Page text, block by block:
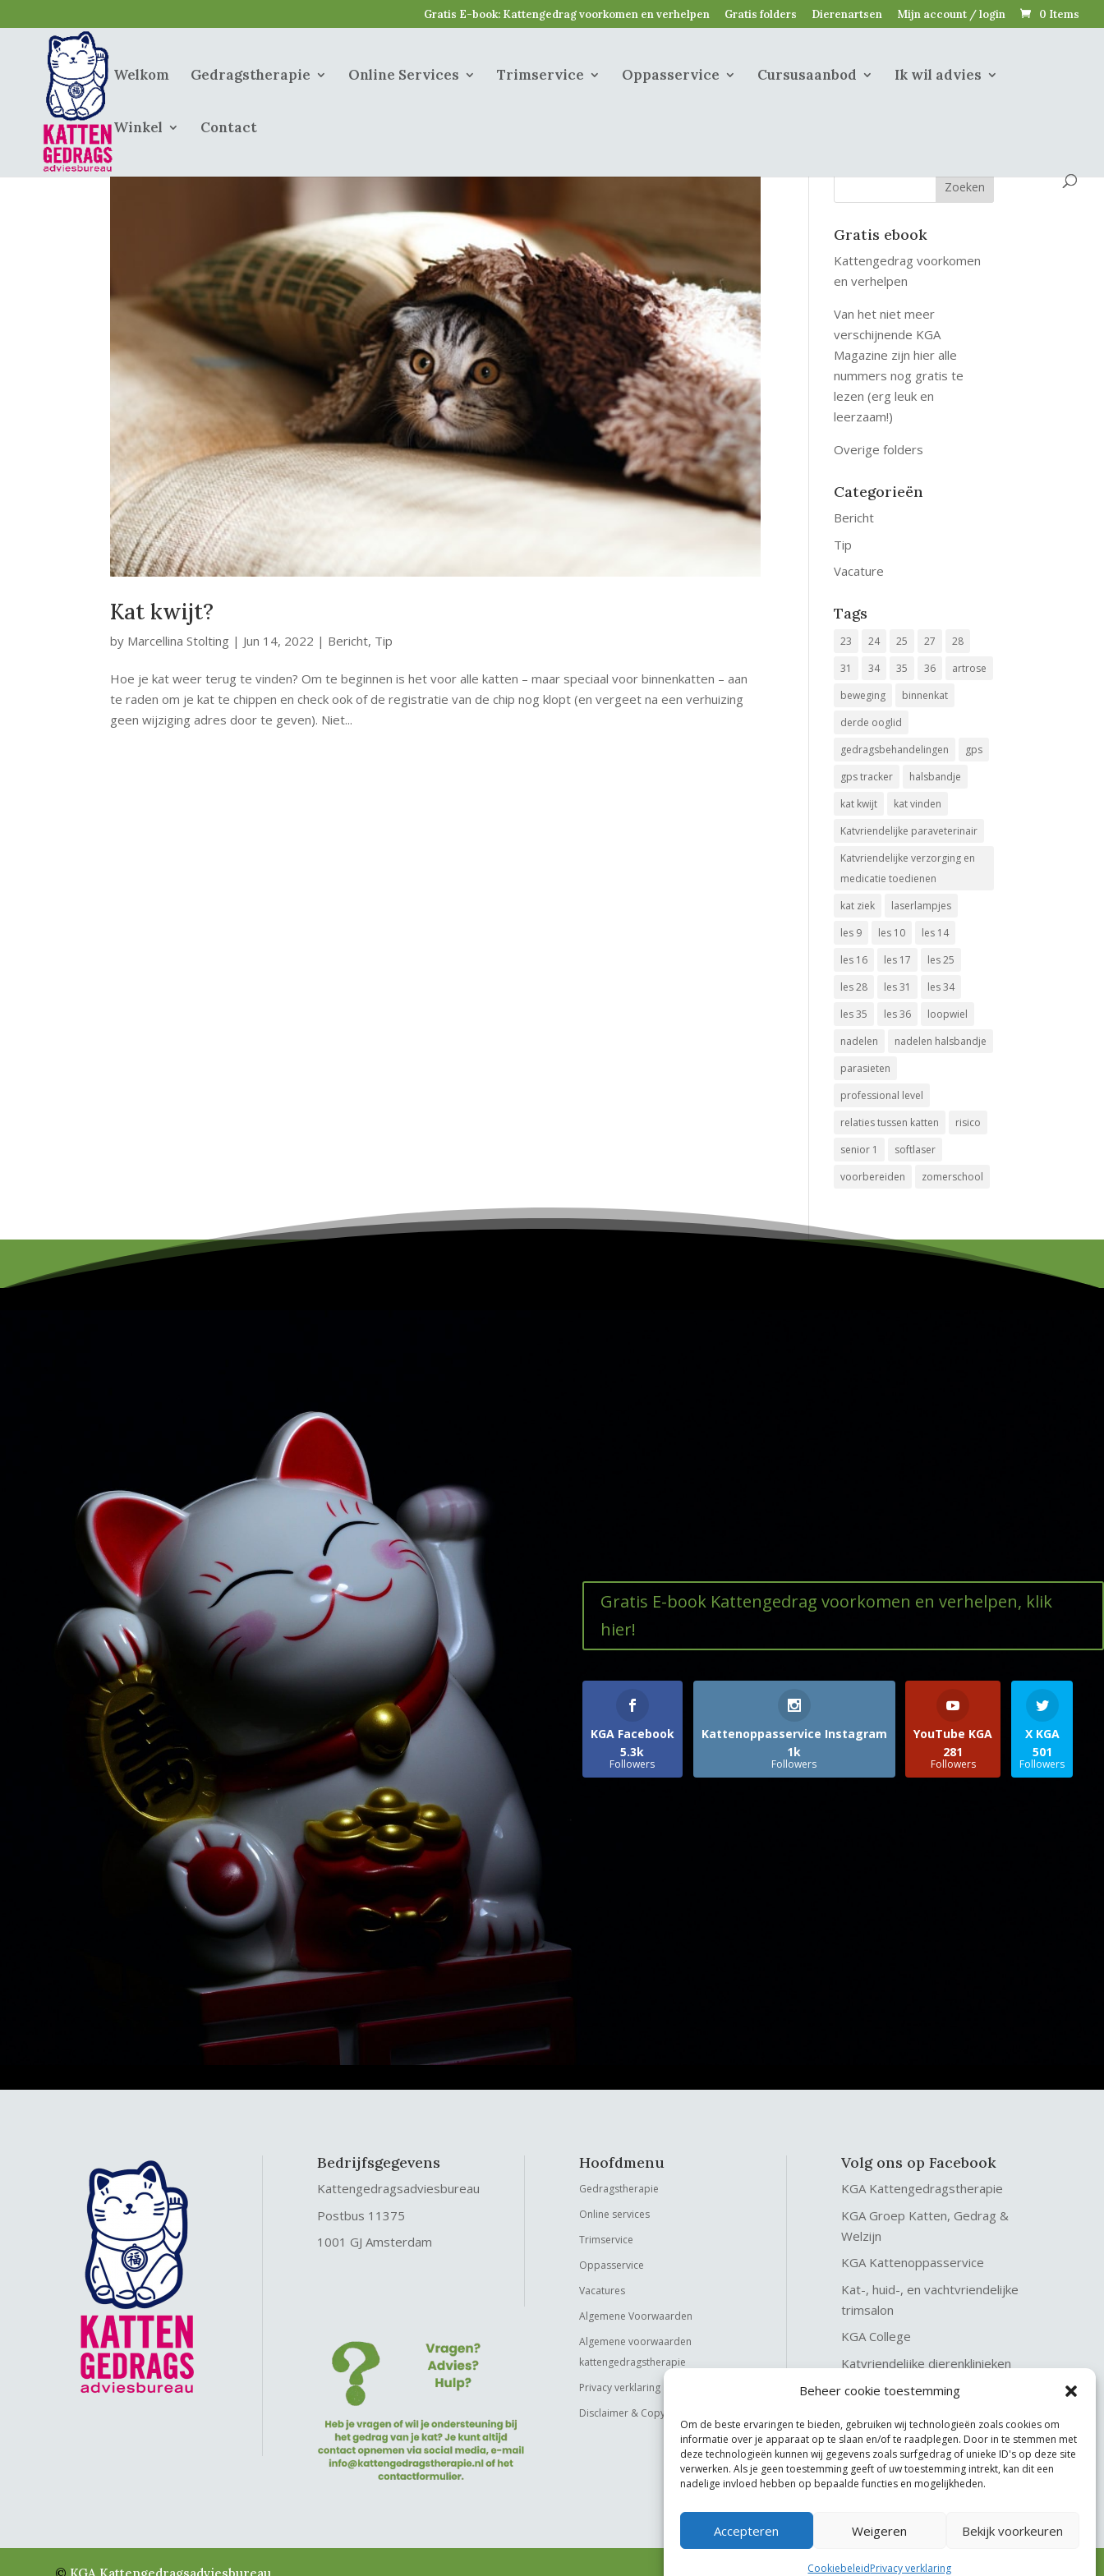
Beheer cookie toestemming
Om de beste ervaringen te bieden, gebruiken wij technologieën zoals cookies om
informatie over je apparaat op te slaan en/of te raadplegen. Door in te stemmen met
deze technologieën kunnen wij gegevens zoals surfgedrag of unieke ID's op deze site
verwerken. Als je geen toestemming geeft of uw toestemming intrekt, kan dit een
nadelige invloed hebben op bepaalde functies en mogelijkheden.
Accepteren Weigeren Bekijk voorkeuren
CookiebeleidPrivacy verklaring
Gratis E-book: Kattengedrag voorkomen en verhelpen Gratis folders Dierenartsen Mijn account / login 0 Items
Welkom Gedragstherapie Online Services Trimservice Oppasservice Cursusaanbod Ik wil advies
Winkel Contact
Kat kwijt?
by Marcellina Stolting | Jun 14, 2022 | Bericht, Tip
Hoe je kat weer terug te vinden? Om te beginnen is het voor alle katten – maar speciaal voor binnenkatten – aan
te raden om je kat te chippen en check ook of de registratie van de chip nog klopt (en vergeet na een verhuizing
geen wijziging adres door te geven). Niet...
Gratis ebook
Kattengedrag voorkomen
en verhelpen
Van het niet meer
verschijnende KGA
Magazine zijn hier alle
nummers nog gratis te
lezen (erg leuk en
leerzaam!)
Overige folders
Categorieën
Bericht
Tip
Vacature
Tags
23 24 25 27
28
31
34 35 36
artrose
beweging
binnenkat
derde ooglid
gedragsbehandelingen
gps
gps tracker
halsbandje
kat kwijt
kat vinden
Katvriendelijke paraveterinair
Katvriendelijke verzorging en
medicatie toedienen
kat ziek
laserlampjes
les 9
les 10
les 14
les 16
les 17
les 25
les 28
les 31
les 34
les 35
les 36
loopwiel
nadelen
nadelen halsbandje
parasieten
professional level
relaties tussen katten
risico
senior 1
softlaser
voorbereiden
zomerschool
Gratis E-book Kattengedrag voorkomen en verhelpen, klik
hier!
KGA Facebook
5.3k
Followers
Kattenoppasservice Instagram
1k
Followers
YouTube KGA
281
Followers
X KGA
501
Followers
Bedrijfsgegevens
Kattengedragsadviesbureau
Postbus 11375
1001 GJ Amsterdam
Hoofdmenu
Gedragstherapie
Online services
Trimservice
Oppasservice
Vacatures
Algemene Voorwaarden
Algemene voorwaarden
kattengedragstherapie
Privacy verklaring
Disclaimer & Copyright
Volg ons op Facebook
KGA Kattengedragstherapie
KGA Groep Katten, Gedrag &
Welzijn
KGA Kattenoppasservice
Kat-, huid-, en vachtvriendelijke
trimsalon
KGA College
Katvriendelijke dierenklinieken
KGA Katteninterieurservice